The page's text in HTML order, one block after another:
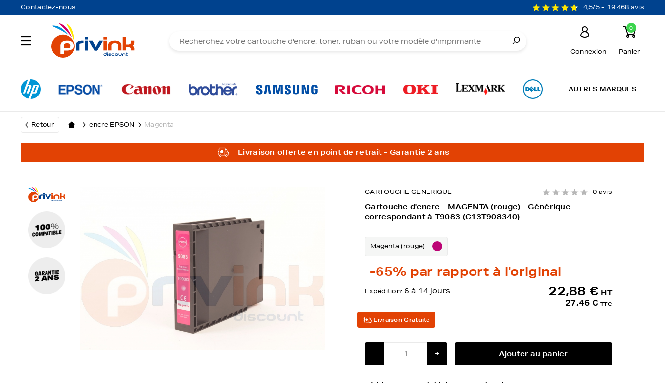
Contactez-nous 4,5/5 - 19 468 avis
Connexion
0
Panier
AUTRES MARQUES
Retour encre EPSON Magenta
Livraison offerte en point de retrait - Garantie 2 ans
CARTOUCHE GENERIQUE 0 avis
Cartouche d'encre - MAGENTA (rouge) - Générique
correspondant à T9083 (C13T908340)
Magenta (rouge)
-65% par rapport à l'original
Expédition: 6 à 14 jours 22,88 € HT
27,46 € TTC
Livraison Gratuite
- + Ajouter au panier